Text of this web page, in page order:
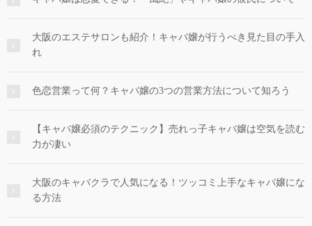
大阪のエステサロンも紹介！キャバ嬢が行うべき見た目の手入
れ
色恋営業って何？キャバ嬢の3つの営業方法について知ろう
【キャバ嬢必須のテクニック】売れっ子キャバ嬢は空気を読む
力が凄い
大阪のキャバクラで人気になる！ツッコミ上手なキャバ嬢にな
る方法